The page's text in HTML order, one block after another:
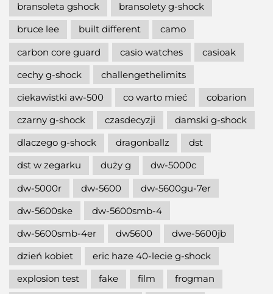
bransoleta gshock
bransolety g-shock
bruce lee
built different
camo
carbon core guard
casio watches
casioak
cechy g-shock
challengethelimits
ciekawistki aw-500
co warto mieć
cobarion
czarny g-shock
czasdecyzji
damski g-shock
dlaczego g-shock
dragonballz
dst
dst w zegarku
duży g
dw-5000c
dw-5000r
dw-5600
dw-5600gu-7er
dw-5600ske
dw-5600smb-4
dw-5600smb-4er
dw5600
dwe-5600jb
dzień kobiet
eric haze 40-lecie g-shock
explosion test
fake film
frogman